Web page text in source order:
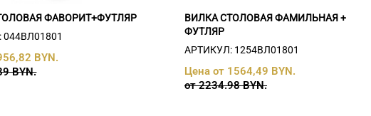
ФАВОРИТ+ФУТЛЯР
BYN.
BYN.
ВИЛКА СТОЛОВАЯ ФАМИЛЬНАЯ +
ФУТЛЯР
АРТИКУЛ: 1254ВЛ01801
Цена от 1564,49 BYN.
от 2234.98 BYN.